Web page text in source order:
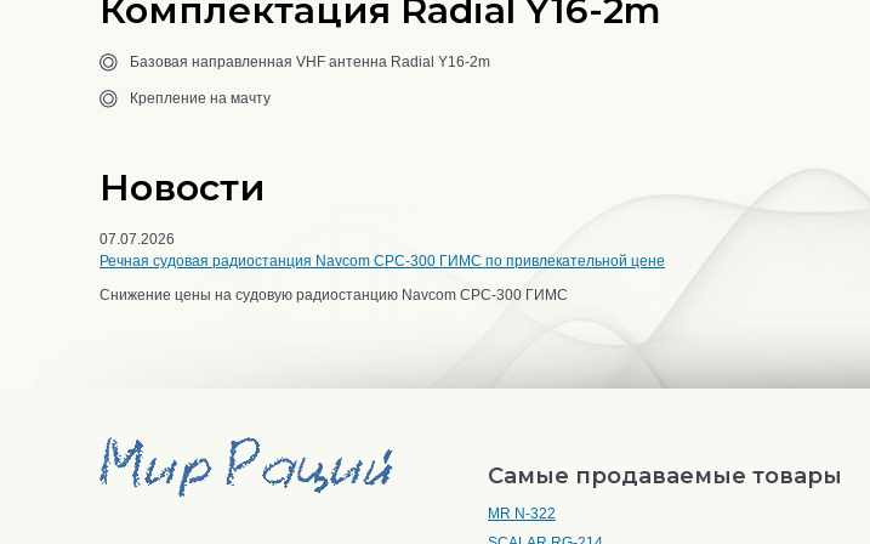
Комплектация Radial Y16-2m
Базовая направленная VHF антенна Radial Y16-2m
Крепление на мачту
Новости
07.07.2026
Речная судовая радиостанция Navcom CPC-300 ГИМС по привлекательной цене
Снижение цены на судовую радиостанцию Navcom CPC-300 ГИМС
Самые продаваемые товары
MR N-322